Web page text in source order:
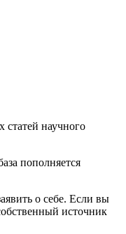
научного
пополняется
о себе. Если вы
источник